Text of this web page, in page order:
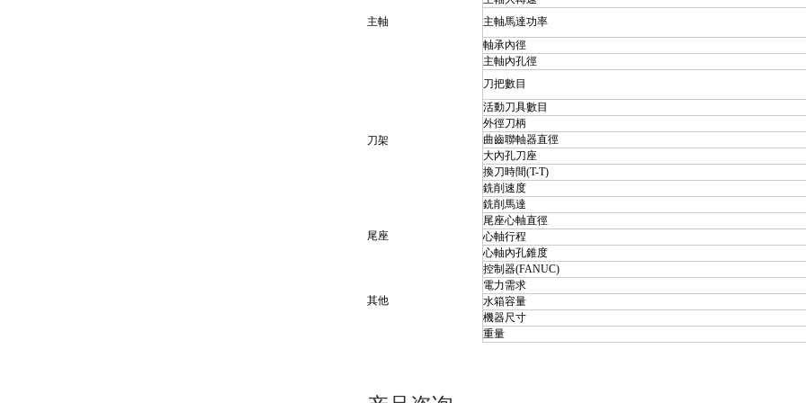
主軸
主軸馬達功率
軸承內徑
主軸內孔徑
刀架
刀把數目
活動刀具數目
外徑刀柄
曲齒聯軸器直徑
大內孔刀座
換刀時間(T-T)
銑削速度
銑削馬達
尾座
尾座心軸直徑
心軸行程
心軸內孔錐度
其他
控制器(FANUC)
電力需求
水箱容量
機器尺寸
重量